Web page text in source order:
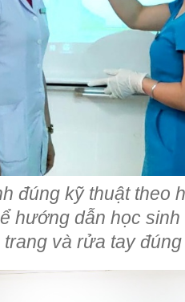
đúng kỹ thuật theo
hướng dẫn học
trang và rửa tay